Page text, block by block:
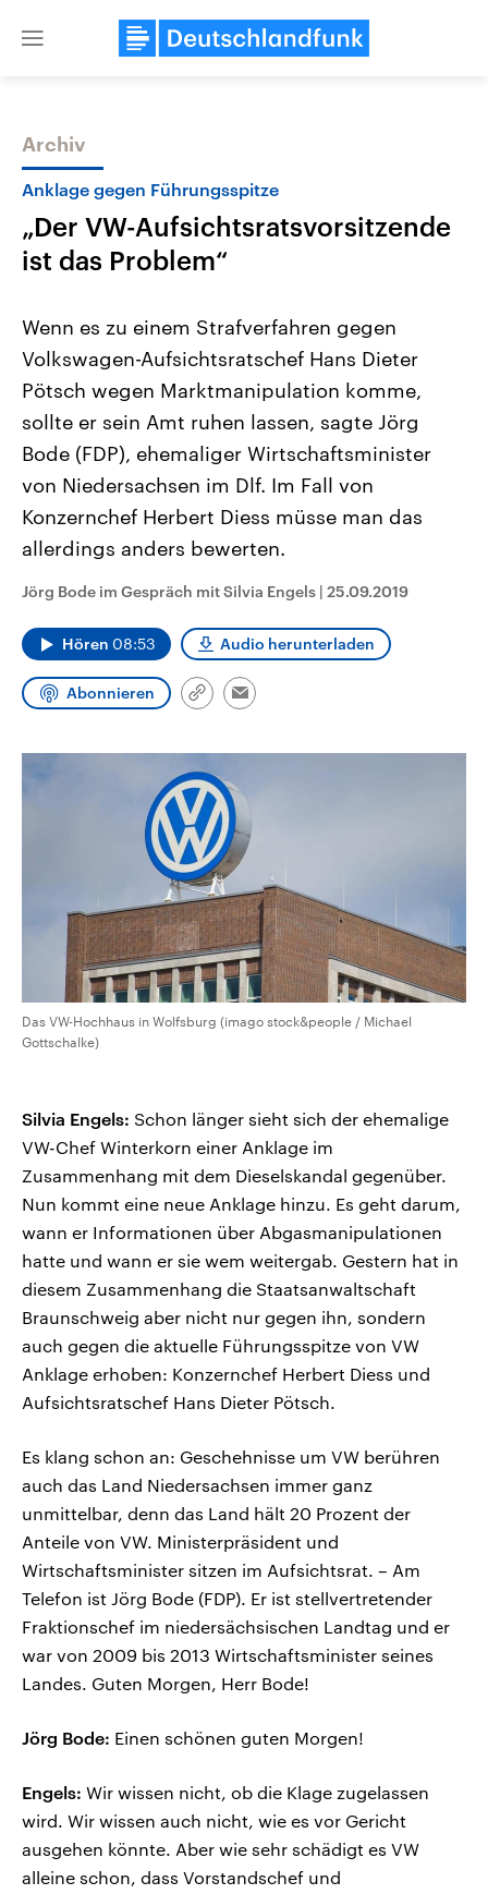
Close
Themen
Landtagswahl Sachsen-Anhalt
2026
Alle Informationen
Sachsen-Anhalt wählt am 6.
September 2026 einen neuen
Landtag. Seit 2021 wird das
Bundesland von einer Koalition aus
Umfragen, Prognosen,
Wahlprogramme, aktuelle Berichte
und Hintergründe zu den Parteien
Wahl.
USA
Aktuelle Beiträge,
Hintergründe
Wirtschaftlich und
gehören die Vereinigten
den mächtigsten Ländern
mit großem Einfluss auf
Sendungen Programm Podcasts
Archiv
Anklage gegen Führungsspitze
„Der VW-Aufsichtsratsvorsitzende
ist das Problem“
Wenn es zu einem Strafverfahren gegen
Volkswagen-Aufsichtsratschef Hans Dieter
Pötsch wegen Marktmanipulation komme,
sollte er sein Amt ruhen lassen, sagte Jörg
Bode (FDP), ehemaliger Wirtschaftsminister
von Niedersachsen im Dlf. Im Fall von
Konzernchef Herbert Diess müsse man das
allerdings anders bewerten.
Jörg Bode im Gespräch mit Silvia Engels | 25.09.2019
Hören 08:53 Audio herunterladen
Abonnieren
Link
Email
Das VW-Hochhaus in Wolfsburg (imago stock&people / Michael
Gottschalke)
Silvia Engels: Schon länger sieht sich der ehemalige
VW-Chef Winterkorn einer Anklage im
Zusammenhang mit dem Dieselskandal gegenüber.
Nun kommt eine neue Anklage hinzu. Es geht darum,
wann er Informationen über Abgasmanipulationen
hatte und wann er sie wem weitergab. Gestern hat in
diesem Zusammenhang die Staatsanwaltschaft
Braunschweig aber nicht nur gegen ihn, sondern
auch gegen die aktuelle Führungsspitze von VW
Anklage erhoben: Konzernchef Herbert Diess und
Aufsichtsratschef Hans Dieter Pötsch.
Es klang schon an: Geschehnisse um VW berühren
auch das Land Niedersachsen immer ganz
unmittelbar, denn das Land hält 20 Prozent der
Anteile von VW. Ministerpräsident und
Wirtschaftsminister sitzen im Aufsichtsrat. – Am
Telefon ist Jörg Bode (FDP). Er ist stellvertretender
Fraktionschef im niedersächsischen Landtag und er
war von 2009 bis 2013 Wirtschaftsminister seines
Landes. Guten Morgen, Herr Bode!
Jörg Bode: Einen schönen guten Morgen!
Engels: Wir wissen nicht, ob die Klage zugelassen
wird. Wir wissen auch nicht, wie es vor Gericht
ausgehen könnte. Aber wie sehr schädigt es VW
alleine schon, dass Vorstandschef und